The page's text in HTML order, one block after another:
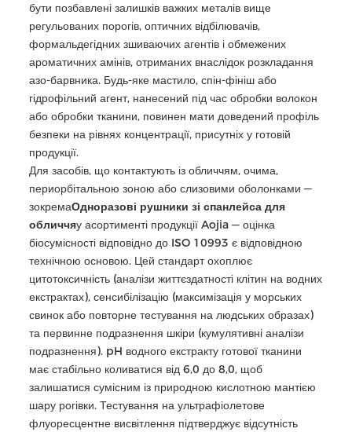
бути позбавлені залишків важких металів вище
регульованих порогів, оптичних відбілювачів,
формальдегідних зшиваючих агентів і обмежених
ароматичних амінів, отриманих внаслідок розкладання
азо-барвника. Будь-яке мастило, спін-фініш або
гідрофільний агент, нанесений під час обробки волокон
або обробки тканини, повинен мати доведений профіль
безпеки на рівнях концентрації, присутніх у готовій
продукції.
Для засобів, що контактують із обличчям, очима,
периорбітальною зоною або слизовими оболонками —
зокремаОдноразові рушники зі спанлейса для
обличчяу асортименті продукції Aojia — оцінка
біосумісності відповідно до ISO 10993 є відповідною
технічною основою. Цей стандарт охоплює
цитотоксичність (аналізи життєздатності клітин на водних
екстрактах), сенсибілізацію (максимізація у морських
свинок або повторне тестування на людських образах)
та первинне подразнення шкіри (кумулятивні аналізи
подразнення). pH водного екстракту готової тканини
має стабільно коливатися від 6,0 до 8,0, щоб
залишатися сумісним із природною кислотною мантією
шару рогівки. Тестування на ультрафіолетове
флуоресцентне висвітлення підтверджує відсутність